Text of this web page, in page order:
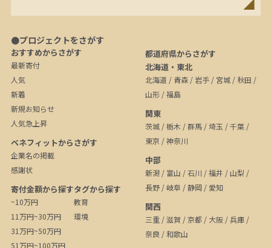
●プロジェクトをさがす
おすすめからさがす
最新寄付
人気
新着
新規お知らせ
人気急上昇
ベネフィットからさがす
企業名の掲載
感謝状
寄付金額から探す
~10万円
11万円~30万円
31万円~50万円
51万円~100万円
タグから探す
教育
環境
都道府県からさがす
北海道・東北
北海道 / 青森 / 岩手 / 宮城 / 秋田 /
山形 /福島
関東
茨城 /栃木 /群馬 /埼玉 /千葉 /
東京 /神奈川
中部
新潟 / 富山 /石川 /福井 /山梨 /
長野 /岐阜 /静岡 / 愛知
関西
三重 /滋賀 /京都 / 大阪 /兵庫 /
奈良 /和歌山